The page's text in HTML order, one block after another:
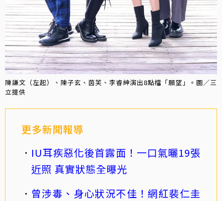
陳謙文（左起）、陳子玄、茵芙、李睿紳演出8點檔「願望」。圖／三
立提供
更多新聞報導
IU耳疾惡化後首露面！一口氣曬19張
近照 真實狀態全曝光
曾涉毒、身心狀況不佳！網紅裴仁圭